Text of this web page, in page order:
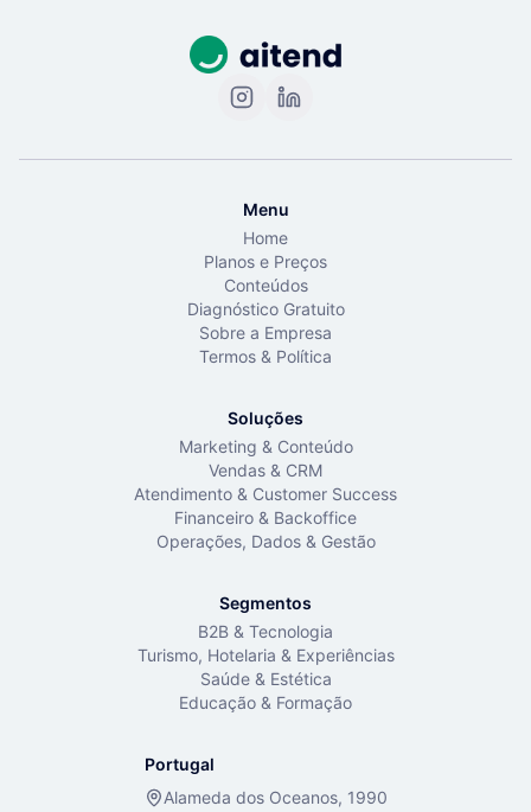
Menu
Home
Planos e Preços
Conteúdos
Diagnóstico Gratuito
Sobre a Empresa
Termos & Política
Soluções
Marketing & Conteúdo
Vendas & CRM
Atendimento & Customer Success
Financeiro & Backoffice
Operações, Dados & Gestão
Segmentos
B2B & Tecnologia
Turismo, Hotelaria & Experiências
Saúde & Estética
Educação & Formação
Portugal
Alameda dos Oceanos, 1990